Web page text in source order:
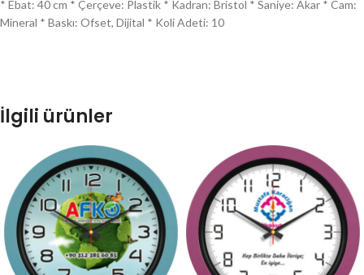
* Ebat: 40 cm * Çerçeve: Plastik * Kadran: Bristol * Saniye: Akar * Cam:
Mineral * Baskı: Ofset, Dijital * Koli Adeti: 10
İlgili ürünler